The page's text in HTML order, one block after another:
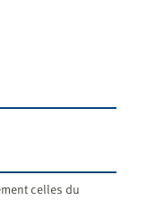
celles du